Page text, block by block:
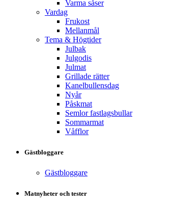
Varma såser
Vardag
Frukost
Mellanmål
Tema & Högtider
Julbak
Julgodis
Julmat
Grillade rätter
Kanelbullensdag
Nyår
Påskmat
Semlor fastlagsbullar
Sommarmat
Våfflor
Gästbloggare
Gästbloggare
Matnyheter och tester